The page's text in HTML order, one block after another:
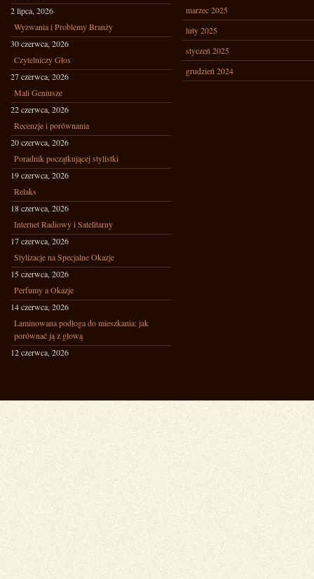
2 lipca, 2026
Wyzwania i Problemy Branży
30 czerwca, 2026
Czytelniczy Głos
27 czerwca, 2026
Mali Geniusze
22 czerwca, 2026
Recenzje i porównania
20 czerwca, 2026
Poradnik początkującej stylistki
19 czerwca, 2026
Relaks
18 czerwca, 2026
Internet Radiowy i Satelitarny
17 czerwca, 2026
Stylizacje na Specjalne Okazje
15 czerwca, 2026
Perfumy a Okazje
14 czerwca, 2026
Laminowana podłoga do mieszkania: jak
porównać ją z głową
12 czerwca, 2026
marzec 2025
luty 2025
styczeń 2025
grudzień 2024